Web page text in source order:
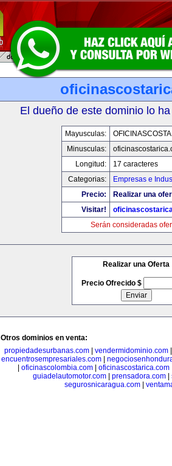
El dueño de este dominio lo
Mayusculas:
Minusculas:
Longitud:
17 caracteres
Categorias:
Empresas e
Precio:
Realizar una
Visitar!
Serán consideradas
Realizar una Oferta
Precio Ofrecido $
Otros dominios en venta:
propiedadesurbanas.com
vendermidominio.com
encuentrosempresariales.com|
oficinascolombia.com| oficinascostarica.com
guiadelautomotor.com
prensadora.com
segurosnicaragua.com